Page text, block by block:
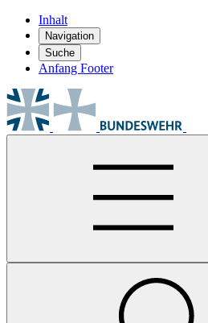
Inhalt
Navigation
Suche
Anfang Footer